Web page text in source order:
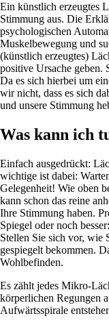
Ein künstlich erzeugtes
Stimmung aus. Die
psychologischen
Muskelbewegung und
(künstlich erzeugtes)
positive Ursache geben.
Da es sich hierbei um
wir nicht, dass es sich
und unsere Stimmung
Was kann ich
Einfach ausgedrückt:
wichtige ist dabei:
Gelegenheit! Wie oben
kann schon das reine
Ihre Stimmung haben.
Spiegel oder noch
Stellen Sie sich vor, wie
gespiegelt bekommen.
Wohlbefinden.
Es zählt jedes Mikro-
körperlichen Regungen
Aufwärtsspirale